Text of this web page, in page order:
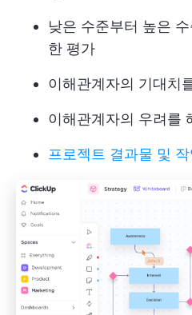
낮은 수준부터 높은
한 평가
이해관계자의 기대치
이해관계자의 우려를
프로젝트 결과물 및